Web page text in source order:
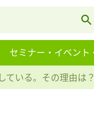
セミナー・イベント
いる。その理由は？